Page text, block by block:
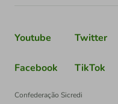
Youtube Twitter
Facebook TikTok
Confederação Sicredi